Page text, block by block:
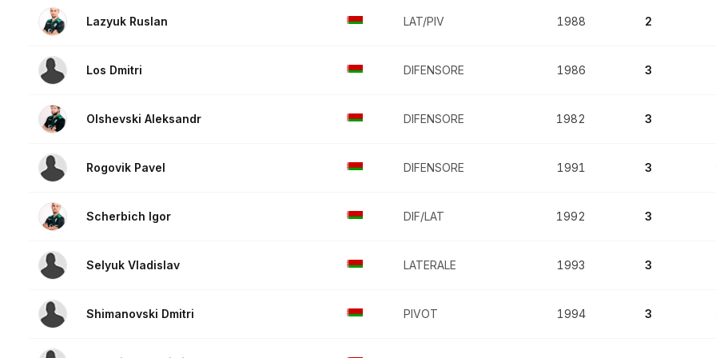
Lazyuk Ruslan LAT/PIV 1988 2
Los Dmitri DIFENSORE 1986 3
Olshevski Aleksandr DIFENSORE 1982 3
Rogovik Pavel DIFENSORE 1991 3
Scherbich Igor DIF/LAT 1992 3
Selyuk Vladislav LATERALE 1993 3
Shimanovski Dmitri PIVOT 1994 3